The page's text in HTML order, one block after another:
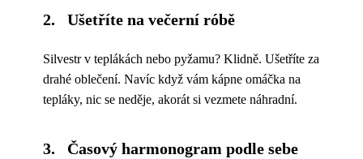
2. Ušetříte na večerní róbě
Silvestr v teplákách nebo pyžamu? Klidně. Ušetříte za
drahé oblečení. Navíc když vám kápne omáčka na
tepláky, nic se neděje, akorát si vezmete náhradní.
3. Časový harmonogram podle sebe